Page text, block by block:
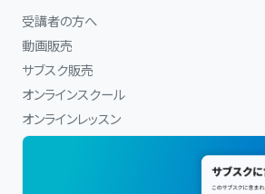
受講者の方へ
動画販売
サブスク販売
オンラインスクール
オンラインレッスン